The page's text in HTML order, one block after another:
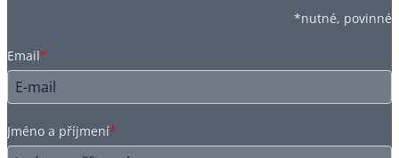
*nutné, povinné
Email*
Jméno a příjmení*